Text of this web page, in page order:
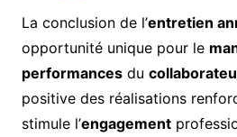
La conclusion de l’entretien
opportunité unique pour le
performancesdu
positive des réalisations
stimule l’engagement